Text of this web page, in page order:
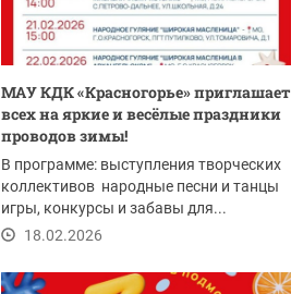
МАУ КДК «Красногорье» приглашает
всех на яркие и весёлые праздники
проводов зимы!
В программе: выступления творческих
коллективов народные песни и танцы
игры, конкурсы и забавы для...
18.02.2026